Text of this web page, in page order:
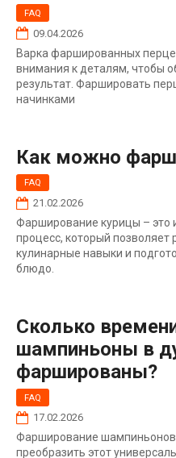
FAQ
09.04.2026
Варка фаршированных
внимания к деталям, чтобы
результат. Фаршировать
начинками
Как можно
FAQ
21.02.2026
Фарширование курицы – это
процесс, который позволяет
кулинарные навыки и
блюдо.
Сколько
шампиньоны в
фаршированы?
FAQ
17.02.2026
Фарширование шампиньонов
преобразить этот